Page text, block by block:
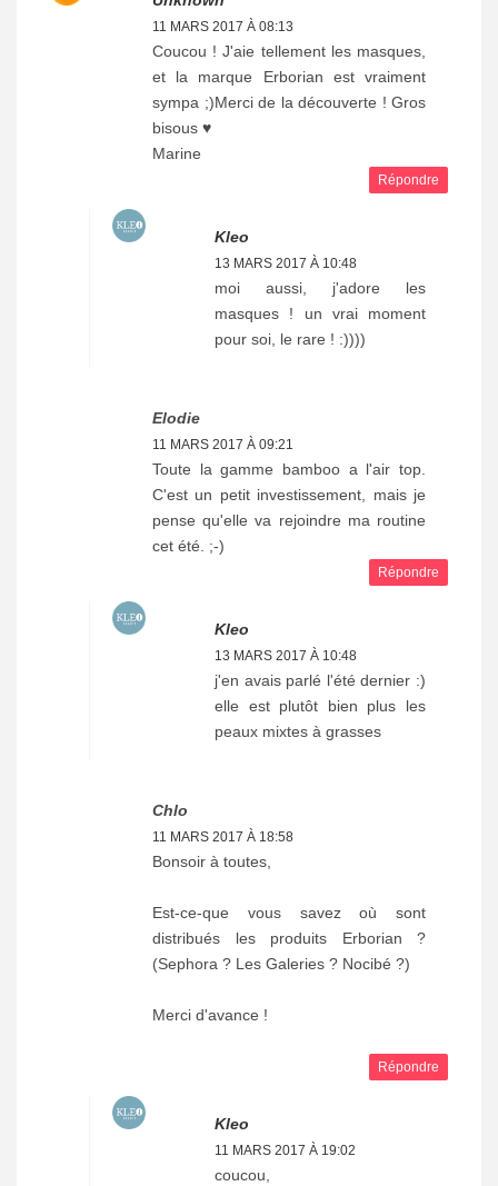
11 MARS 2017 À 08:13
Coucou ! J'aie tellement les masques,
et la marque Erborian est vraiment
sympa ;)Merci de la découverte ! Gros
bisous ♥
Marine
Répondre
Kleo
13 MARS 2017 À 10:48
moi aussi, j'adore les
masques ! un vrai moment
pour soi, le rare ! :))))
Elodie
11 MARS 2017 À 09:21
Toute la gamme bamboo a l'air top.
C'est un petit investissement, mais je
pense qu'elle va rejoindre ma routine
cet été. ;-)
Répondre
Kleo
13 MARS 2017 À 10:48
j'en avais parlé l'été dernier :)
elle est plutôt bien plus les
peaux mixtes à grasses
Chlo
11 MARS 2017 À 18:58
Bonsoir à toutes,
Est-ce-que vous savez où sont
distribués les produits Erborian ?
(Sephora ? Les Galeries ? Nocibé ?)
Merci d'avance !
Répondre
Kleo
11 MARS 2017 À 19:02
coucou,